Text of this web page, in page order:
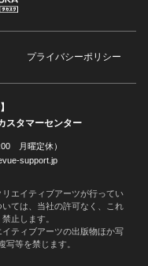
プライバシーポリシー
スタマーセンター
月曜定休）
support.jp
エイティブアーツが行ってい
ては、当社の許可なく、これ
止します。
ティブアーツの出版物ほか写
写等を禁じます。